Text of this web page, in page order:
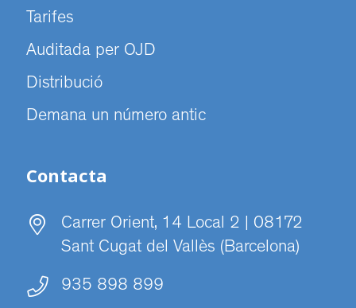
Tarifes
Auditada per OJD
Distribució
Demana un número antic
Contacta
Carrer Orient, 14 Local 2 | 08172
Sant Cugat del Vallès (Barcelona)
935 898 899